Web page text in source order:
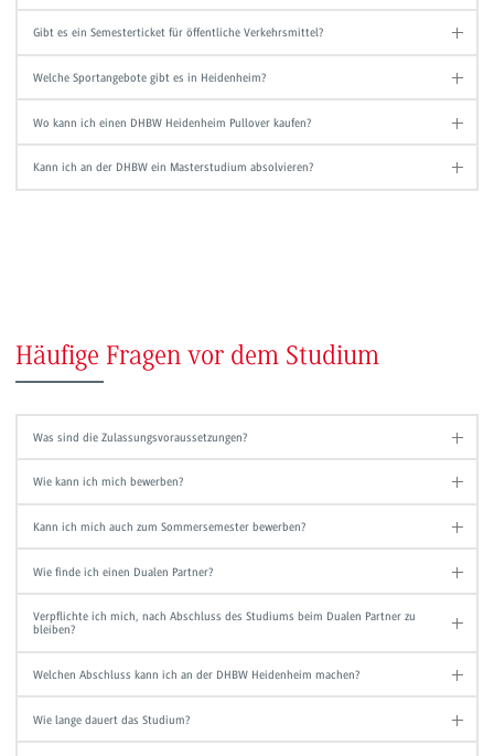
Gibt es ein Semesterticket für öffentliche Verkehrsmittel?
Welche Sportangebote gibt es in Heidenheim?
Wo kann ich einen DHBW Heidenheim Pullover kaufen?
Kann ich an der DHBW ein Masterstudium absolvieren?
Häufige Fragen vor dem Studium
Was sind die Zulassungsvoraussetzungen?
Wie kann ich mich bewerben?
Kann ich mich auch zum Sommersemester bewerben?
Wie finde ich einen Dualen Partner?
Verpflichte ich mich, nach Abschluss des Studiums beim Dualen Partner zu
bleiben?
Welchen Abschluss kann ich an der DHBW Heidenheim machen?
Wie lange dauert das Studium?